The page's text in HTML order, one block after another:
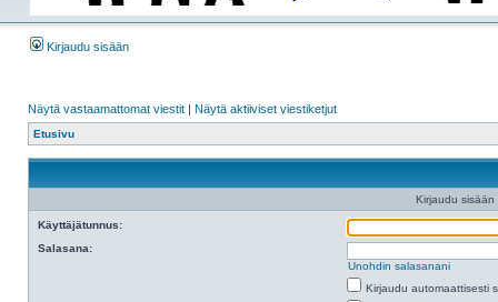
Kirjaudu sisään
Näytä vastaamattomat viestit | Näytä aktiiviset viestiketjut
Etusivu
Kirjaudu
Käyttäjätunnus:
Salasana:
Unohdin salasanani
Kirjaudu automaattisesti